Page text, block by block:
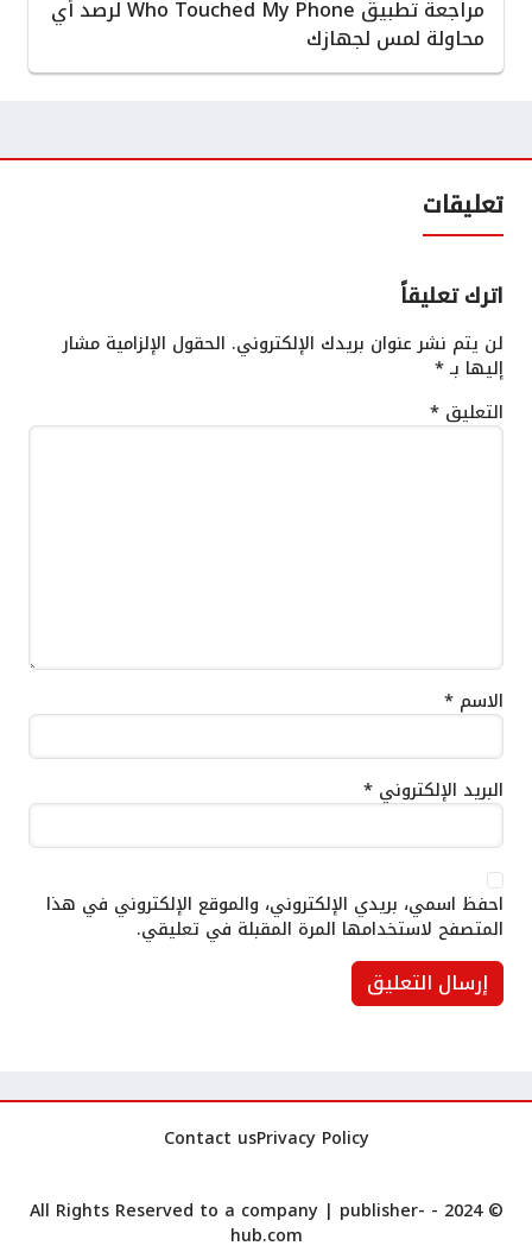
مراجعة تطبيق Who Touched My Phone لرصد أي
محاولة لمس لجهازك
تعليقات
اترك تعليقاً
لن يتم نشر عنوان بريدك الإلكتروني. الحقول الإلزامية مشار
إليها بـ*
التعليق *
الاسم *
البريد الإلكتروني *
احفظ اسمي، بريدي الإلكتروني، والموقع الإلكتروني في هذا
المتصفح لاستخدامها المرة المقبلة في تعليقي.
Privacy Policy
Contact us
© 2024 - All Rights Reserved to a company |
publisher-
hub.com